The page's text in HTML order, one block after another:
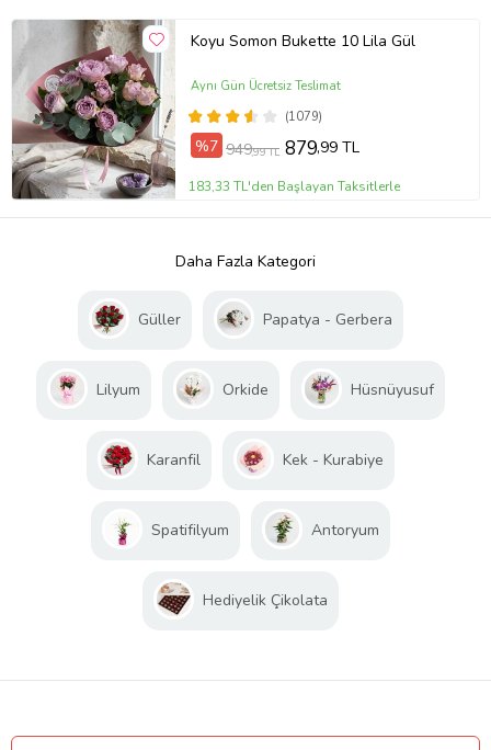
Koyu Somon Bukette 10 Lila Gül
(1079)
Aynı Gün Ücretsiz Teslimat
%7 949,99 TL 879,99 TL
183,33 TL'den Başlayan Taksitlerle
Daha Fazla Kategori
Güller Papatya - Gerbera
Lilyum Orkide Hüsnüyusuf
Karanfil Kek - Kurabiye
Spatifilyum Antoryum
Hediyelik Çikolata